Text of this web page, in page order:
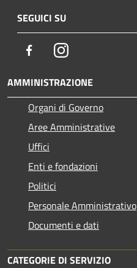
SEGUICI SU
FacebookInstagram
AMMINISTRAZIONE
Organi di Governo
Aree Amministrative
Uffici
Enti e fondazioni
Politici
Personale Amministrativo
Documenti e dati
CATEGORIE DI SERVIZIO